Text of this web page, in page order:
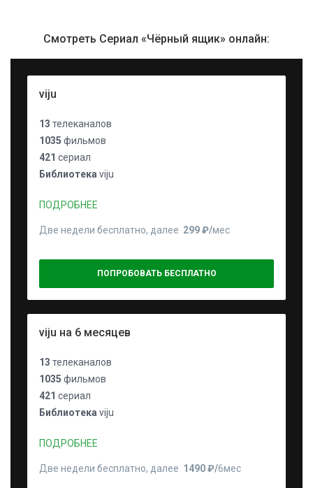
Смотреть Сериал «Чёрный ящик» онлайн:
viju
13 телеканалов
1035 фильмов
421 сериал
Библиотека viju
ПОДРОБНЕЕ
Две недели бесплатно, далее 299 ₽⁠/⁠мес
ПОПРОБОВАТЬ БЕСПЛАТНО
viju на 6 месяцев
13 телеканалов
1035 фильмов
421 сериал
Библиотека viju
ПОДРОБНЕЕ
Две недели бесплатно, далее 1490 ₽⁠/⁠6мес